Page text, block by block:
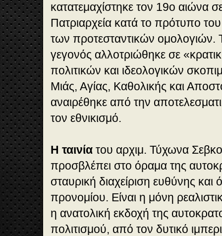
κατατεμαχίστηκε τον 19ο αιώνα
Πατριαρχεία κατά το πρότυπο του
των προτεσταντικών ομολογιών.
γεγονός αλλοτριώθηκε σε
πολιτικών και ιδεολογικών
Μιάς, Αγίας, Καθολικής και
αναιρέθηκε από την
τον εθνικισμό.
Η ταινία του αρχιμ. Τύχωνα
προσβλέπει στο όραμα της
σταυρική διαχείριση ευθύνης και
προνομίου. Είναι η μόνη
η ανατολική εκδοχή της
πολιτισμού, από τον δυτικό